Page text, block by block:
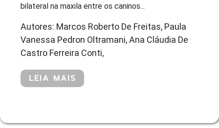
bilateral na maxila entre os caninos...
Autores: Marcos Roberto De Freitas, Paula
Vanessa Pedron Oltramani, Ana Cláudia De
Castro Ferreira Conti,
LEIA MAIS